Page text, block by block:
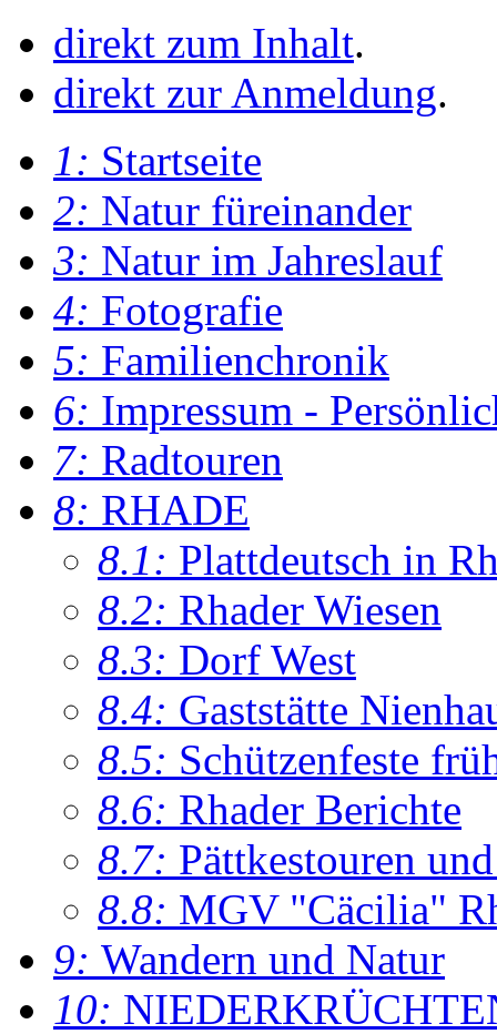
direkt zum Inhalt.
direkt zur Anmeldung.
1: Startseite
2: Natur füreinander
3: Natur im Jahreslauf
4: Fotografie
5: Familienchronik
6: Impressum -
7: Radtouren
8: RHADE
8.1: Plattdeutsch in
8.2: Rhader Wiesen
8.3: Dorf West
8.4: Gaststätte
8.5: Schützenfeste
8.6: Rhader Berichte
8.7: Pättkestouren
8.8: MGV "Cäcilia"
9: Wandern und Natur
10: